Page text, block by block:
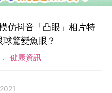
仿抖音「凸眼」相片特
驚變魚眼？
健康資訊